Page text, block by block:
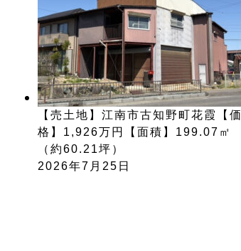
【売土地】江南市古知野町花霞【価
格】1,926万円【面積】199.07㎡
（約60.21坪）
2026年7月25日